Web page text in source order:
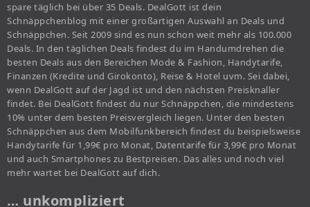
spare täglich bei über 35 Deals. DealGott ist dein
Schnäppchenblog mit einer großartigen Auswahl an Deals und
Schnäppchen. Seit 2009 sind es nun schon weit mehr als 100.000
Deals. In den täglichen Deals findest du im Handumdrehen die
besten Deals aus den Bereichen Mode & Fashion, Handytarife,
Finanzen (Kredite und Girokonto), Reise & Hotel uvm. Sei dabei,
wenn DealGott auf der Jagd ist und den nächsten Preisknaller
findet. Bei DealGott findest du nur Schnäppchen, die mindestens
10% unter dem besten Preisvergleich liegen. Unter den besten
Schnäppchen aus dem Mobilfunkbereich findest du beispielsweise
Handytarife für 1,99€ pro Monat, Datentarife für 3,99€ pro Monat
und auch Smartphones zu Bestpreisen. Das alles und noch viel
mehr wartet bei DealGott auf dich.
… unkompliziert